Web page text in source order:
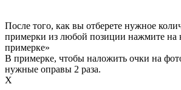
После того, как вы отберете нужное
примерки из любой позиции нажмите на
примерке»
В примерке, чтобы наложить очки на
нужные оправы 2 раза.
X